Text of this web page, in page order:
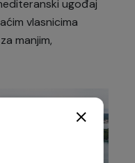
ugođaj
vlasnicima
manjim,